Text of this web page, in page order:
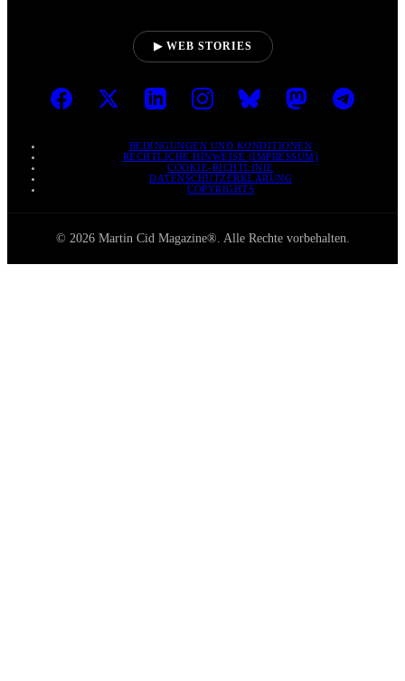
▶ WEB STORIES
BEDINGUNGEN UND KONDITIONEN
RECHTLICHE HINWEISE (IMPRESSUM)
COOKIE-RICHTLINIE
DATENSCHUTZERKLÄRUNG
COPYRIGHTS
© 2026 Martin Cid Magazine®. Alle Rechte vorbehalten.